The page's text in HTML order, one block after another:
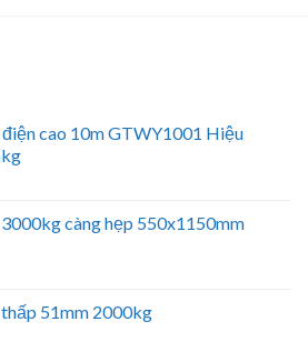
điện cao 10m GTWY1001 Hiệu
3000kg càng hẹp 550x1150mm
thấp 51mm 2000kg